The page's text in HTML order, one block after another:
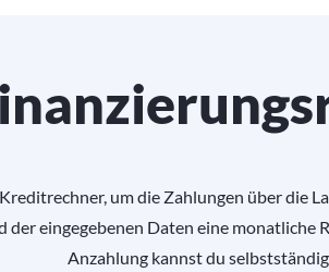
um die Zahlungen über die
der eingegebenen Daten eine monatliche
Anzahlung kannst du